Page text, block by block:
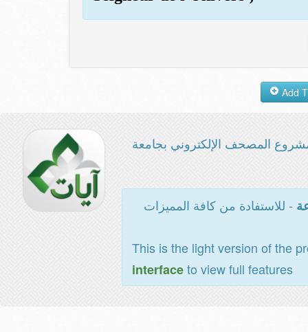
المصحف الإلكتروني بجامعة
- للاستفادة من كافة المميزات
This is the light version of the
interfaceto view full features